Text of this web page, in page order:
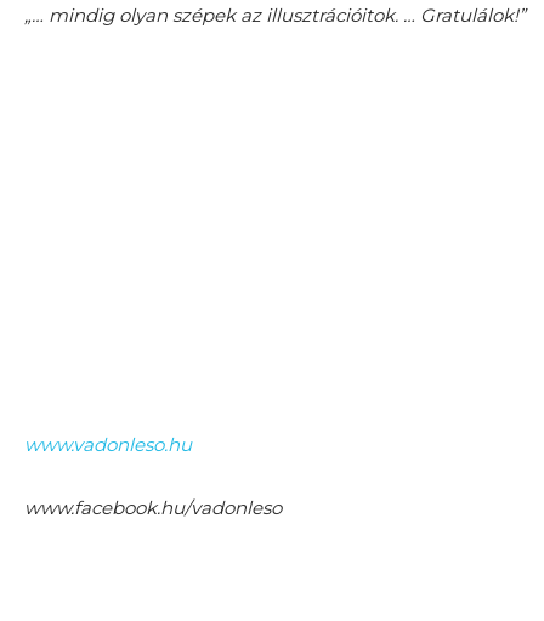
„… mindig olyan szépek az illusztrációitok. … Gratulálok!”
www.vadonleso.hu
www.facebook.hu/vadonleso